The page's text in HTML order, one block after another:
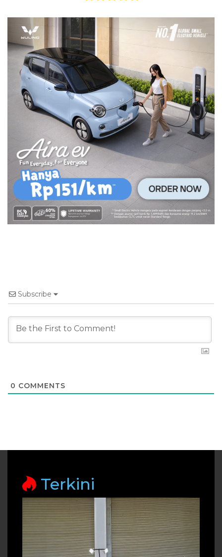
Subscribe
0 COMMENTS
Terkini